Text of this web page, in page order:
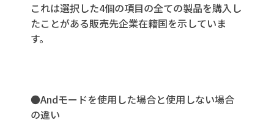
これは選択した4個の項目の全ての製品を購入し
たことがある販売先企業在籍国を示していま
す。
●Andモードを使用した場合と使用しない場合
の違い